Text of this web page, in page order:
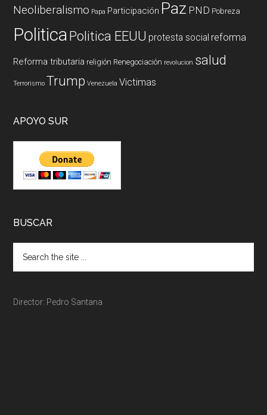
Neoliberalismo Papa Participación Paz PND Pobreza
PoliticaPolitica EEUU protesta social reforma
Reforma tributaria religión Renegociación revolucion salud
Terrorismo Trump Venezuela Victimas
APOYO SUR
BUSCAR
Director: Pedro Santana